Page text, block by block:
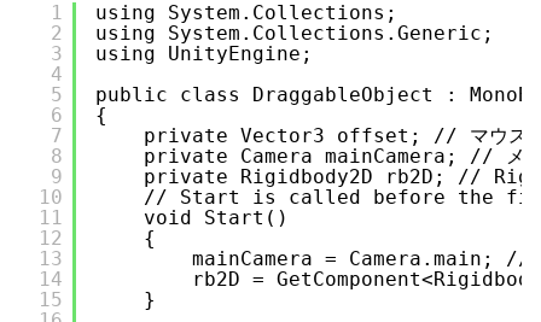
1
2
3
4
5
6
7
8
9
10
11
12
13
14
15
using System.Collections;
using System.Collections.Generic;
using UnityEngine;
public class DraggableObject :
{
private Vector3 offset; // マウスとオ
private Camera mainCamera; // メイ
private Rigidbody2D rb2D; //
// Start is called before the
void Start()
{
mainCamera = Camera.main; //
rb2D =
}